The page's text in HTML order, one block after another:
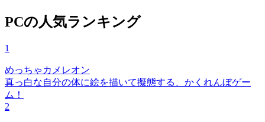
PCの人気ランキング
1
めっちゃカメレオン
真っ白な自分の体に絵を描いて擬態する、かくれんぼゲー
ム！
2